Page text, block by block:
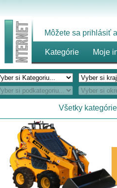
Môžete sa prihlásiť
Kategórie Moje
Všetky kategórie